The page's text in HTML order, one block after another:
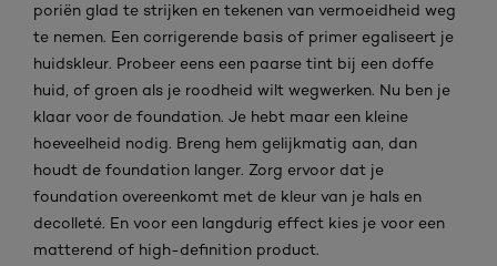
poriën glad te strijken en tekenen van vermoeidheid weg
te nemen. Een corrigerende basis of primer egaliseert je
huidskleur. Probeer eens een paarse tint bij een doffe
huid, of groen als je roodheid wilt wegwerken. Nu ben je
klaar voor de foundation. Je hebt maar een kleine
hoeveelheid nodig. Breng hem gelijkmatig aan, dan
houdt de foundation langer. Zorg ervoor dat je
foundation overeenkomt met de kleur van je hals en
decolleté. En voor een langdurig effect kies je voor een
matterend of high-definition product.